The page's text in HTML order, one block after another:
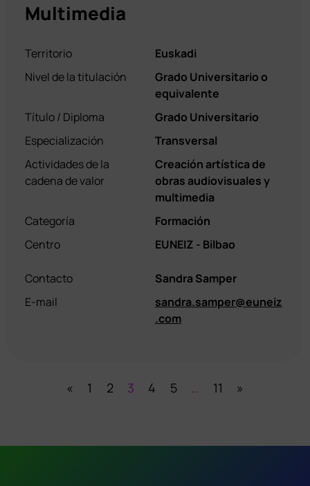
Multimedia
Territorio
Euskadi
Nivel de la titulación
Grado Universitario o
equivalente
Título / Diploma
Grado Universitario
Especialización
Transversal
Actividades de la
cadena de valor
Creación artística de
obras audiovisuales y
multimedia
Categoría
Formación
Centro
EUNEIZ - Bilbao
Contacto
Sandra Samper
E-mail
sandra.samper@euneiz
.com
« 1 2 3 4 5 … 11 »